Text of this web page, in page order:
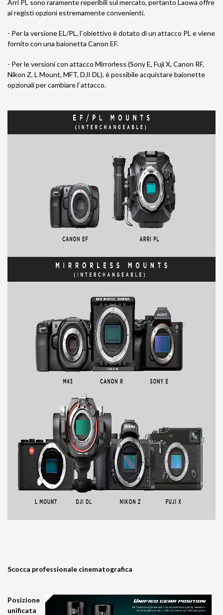
Arri PL sono raramente reperibili sul mercato, pertanto Laowa offre
ai registi opzioni estremamente convenienti.
- Per la versione EL/PL, l`obiettivo è dotato di un attacco PL e viene
fornito con una baionetta Canon EF.
- Per le versioni con attacco Mirrorless (Sony E, Fuji X, Canon RF,
Nikon Z, L Mount, MFT, DJI DL), è possibile acquistare baionette
opzionali per cambiare l`attacco.
Scocca professionale cinematografica
Posizione
unificata